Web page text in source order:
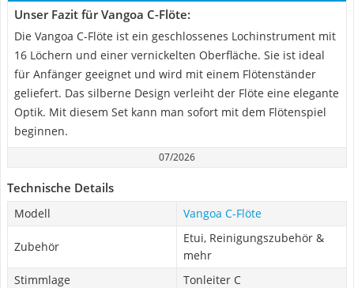
Unser Fazit für Vangoa C-Flöte:
Die Vangoa C-Flöte ist ein geschlossenes Lochinstrument mit
16 Löchern und einer vernickelten Oberfläche. Sie ist ideal
für Anfänger geeignet und wird mit einem Flötenständer
geliefert. Das silberne Design verleiht der Flöte eine elegante
Optik. Mit diesem Set kann man sofort mit dem Flötenspiel
beginnen.
07/2026
Technische Details
Modell Vangoa C-Flöte
Zubehör
Etui, Reinigungszubehör &
mehr
Stimmlage
Tonleiter C